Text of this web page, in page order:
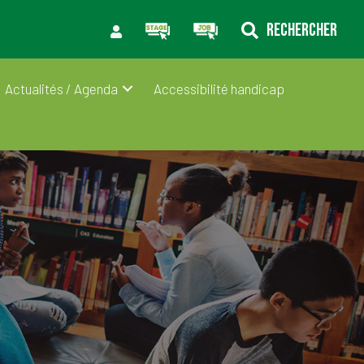
RECHERCHER
Actualités / Agenda Accessibilité handicap